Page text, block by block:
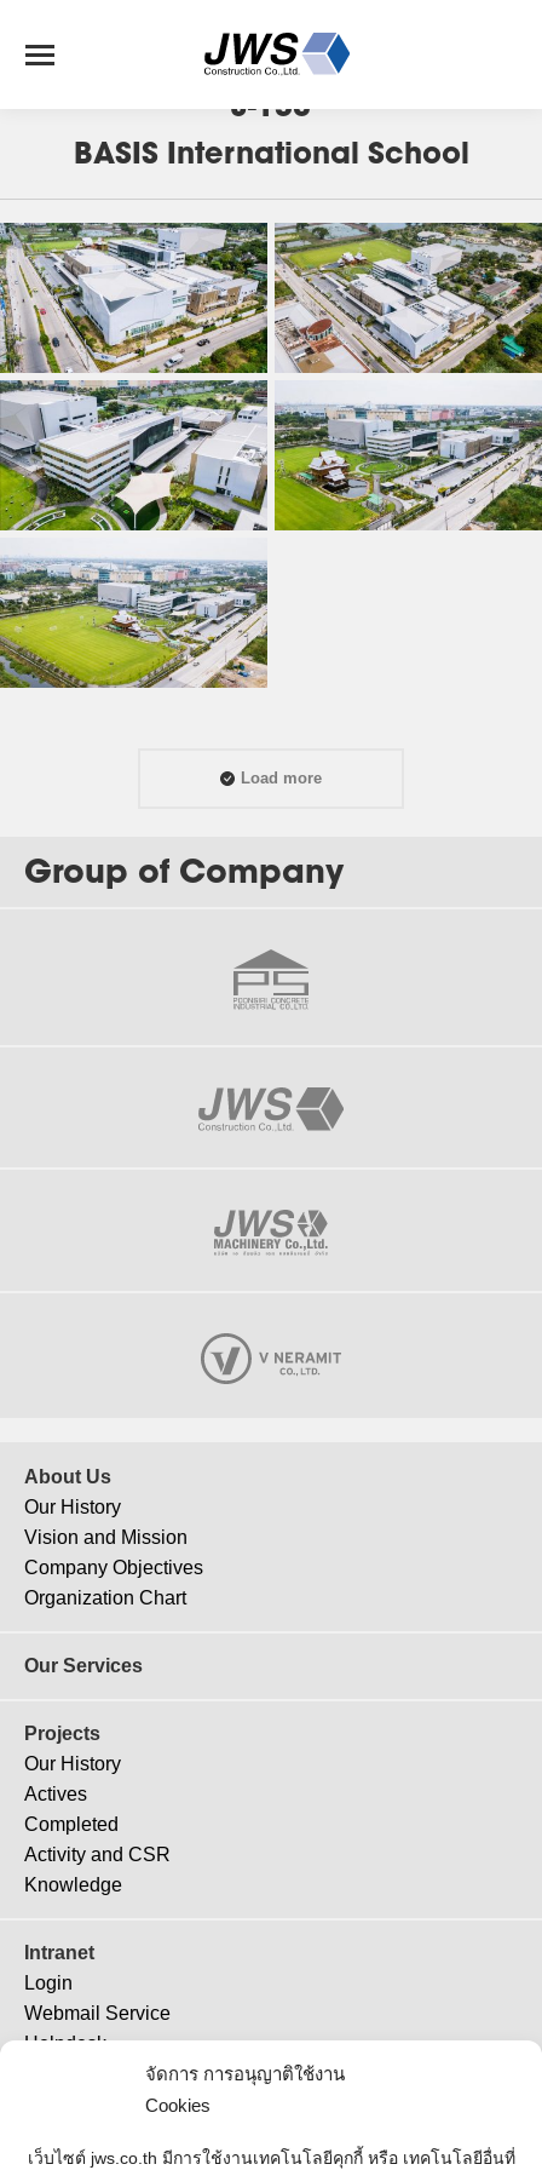
จัดการ การอนุญาติใช้งาน
Cookies
เว็บไซต์ jws.co.th มีการใช้งานเทคโนโลยีคุกกี้ หรือ เทคโนโลยีอื่นที่
J-138
BASIS International School
Load more
Group of Company
About Us
Our History
Vision and Mission
Company Objectives
Organization Chart
Our Services
Projects
Our History
Actives
Completed
Activity and CSR
Knowledge
Intranet
Login
Webmail Service
Helpdesk
TeamViewer 11
TeamViewer (QS)